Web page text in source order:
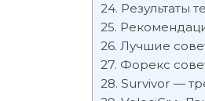
Результаты
Лучшие
Форекс
Survivor —